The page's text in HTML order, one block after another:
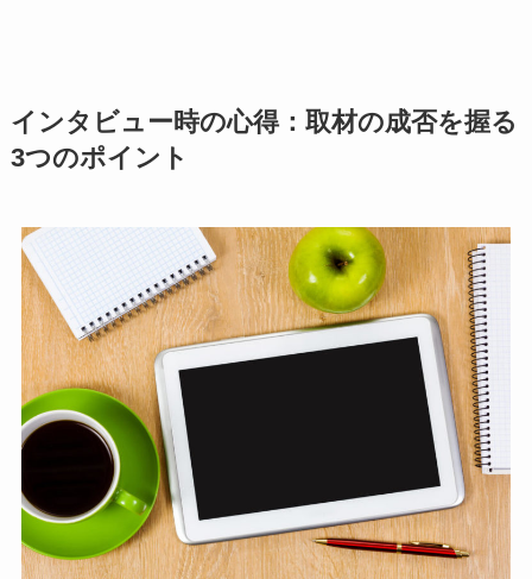
インタビュー時の心得：取材の成否を握る
3つのポイント